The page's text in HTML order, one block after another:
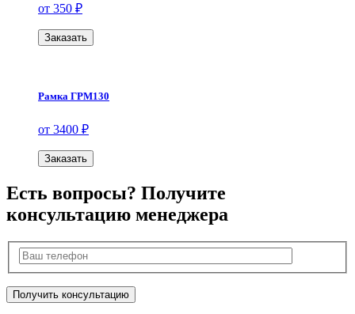
от 350 ₽
Заказать
Рамка ГРМ130
от 3400 ₽
Заказать
Есть вопросы? Получите
консультацию менеджера